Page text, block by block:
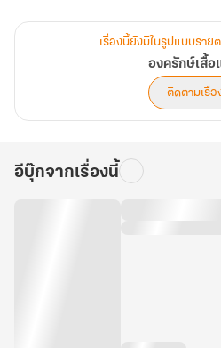
เรื่องนี้ยังมีในรูปแบบราย
องครักษ์เสื้อ
ติดตามเรื่อ
อีบุ๊กจากเรื่องนี้